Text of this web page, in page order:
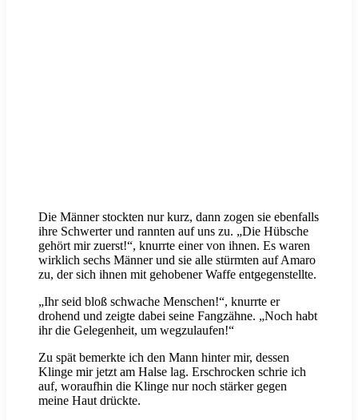
Die Männer stockten nur kurz, dann zogen sie ebenfalls
ihre Schwerter und rannten auf uns zu. „Die Hübsche
gehört mir zuerst!“, knurrte einer von ihnen. Es waren
wirklich sechs Männer und sie alle stürmten auf Amaro
zu, der sich ihnen mit gehobener Waffe entgegenstellte.
„Ihr seid bloß schwache Menschen!“, knurrte er
drohend und zeigte dabei seine Fangzähne. „Noch habt
ihr die Gelegenheit, um wegzulaufen!“
Zu spät bemerkte ich den Mann hinter mir, dessen
Klinge mir jetzt am Halse lag. Erschrocken schrie ich
auf, woraufhin die Klinge nur noch stärker gegen
meine Haut drückte.